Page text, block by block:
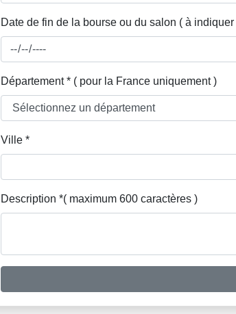
Date de fin de la bourse ou du salon ( à
Département * ( pour la France uniquement )
Ville *
Description *( maximum 600 caractères )